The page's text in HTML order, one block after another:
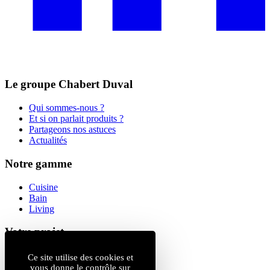
Le groupe Chabert Duval
Qui sommes-nous ?
Et si on parlait produits ?
Partageons nos astuces
Actualités
Notre gamme
Cuisine
Bain
Living
Votre projet
Magasins
Catalogue
Ce site utilise des cookies et
vous donne le contrôle sur